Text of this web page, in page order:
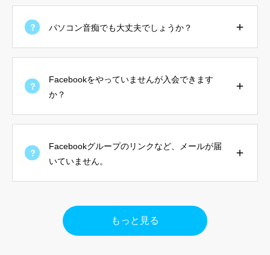
パソコン音痴でも大丈夫でしょうか？
Facebookをやっていませんが入会できます
か？
Facebookグループのリンクなど、メールが届
いていません。
もっと見る